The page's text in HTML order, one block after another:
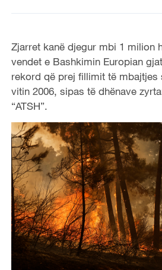
Zjarret kanë djegur mbi 1 milion
vendet e Bashkimin Europian
rekord që prej fillimit të mbajtjes
vitin 2006, sipas të dhënave
“ATSH”.